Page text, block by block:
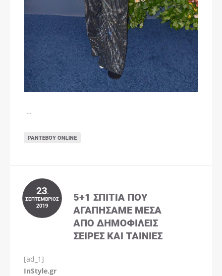
…
ΡΑΝΤΕΒΟΎ ONLINE
23.
ΣΕΠΤΈΜΒΡΙΟΣ
2019
5+1 ΣΠΊΤΙΑ ΠΟΥ
ΑΓΑΠΉΣΑΜΕ ΜΈΣΑ
ΑΠΌ ΔΗΜΟΦΙΛΕΊΣ
ΣΕΙΡΈΣ ΚΑΙ ΤΑΙΝΊΕΣ
[ad_1]
InStyle.gr